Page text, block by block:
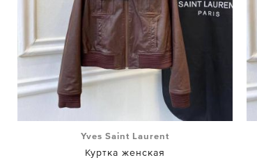
Yves Saint Laurent
Куртка женская